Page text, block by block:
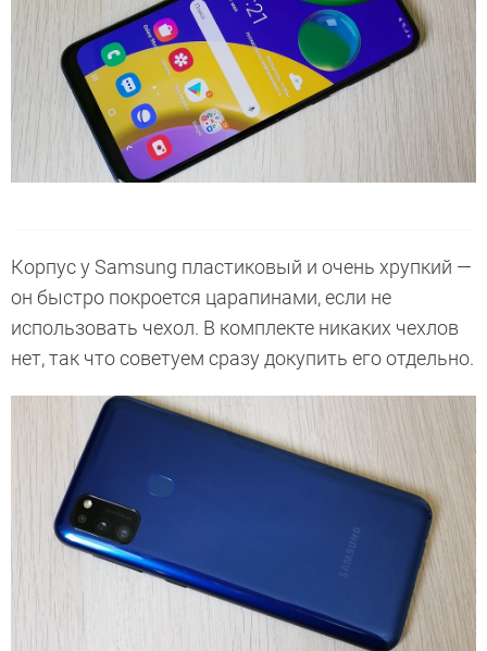
Корпус у Samsung пластиковый и очень хрупкий —
он быстро покроется царапинами, если не
использовать чехол. В комплекте никаких чехлов
нет, так что советуем сразу докупить его отдельно.